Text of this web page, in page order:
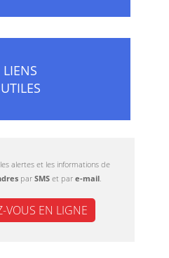
LIENS
UTILES
alertes et les informations de
par SMS et par e-mail.
VOUS EN LIGNE